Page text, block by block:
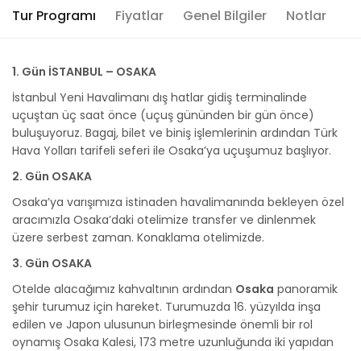
Tur Programı Fiyatlar Genel Bilgiler Notlar
1. Gün İSTANBUL – OSAKA
İstanbul Yeni Havalimanı dış hatlar gidiş terminalinde
uçuştan üç saat önce (uçuş gününden bir gün önce)
buluşuyoruz. Bagaj, bilet ve biniş işlemlerinin ardından Türk
Hava Yolları tarifeli seferi ile Osaka’ya uçuşumuz başlıyor.
2. Gün OSAKA
Osaka’ya varışımıza istinaden havalimanında bekleyen özel
aracımızla Osaka’daki otelimize transfer ve dinlenmek
üzere serbest zaman. Konaklama otelimizde.
3. Gün OSAKA
Otelde alacağımız kahvaltının ardından Osaka panoramik
şehir turumuz için hareket. Turumuzda 16. yüzyılda inşa
edilen ve Japon ulusunun birleşmesinde önemli bir rol
oynamış Osaka Kalesi, 173 metre uzunluğunda iki yapıdan